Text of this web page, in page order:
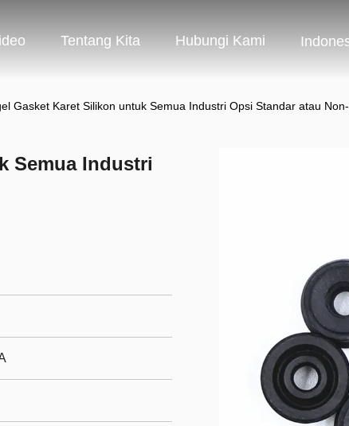
Tentang Kita Hubungi Kami
Gasket Karet Silikon untuk Semua Industri Opsi Standar atau
Semua Industri